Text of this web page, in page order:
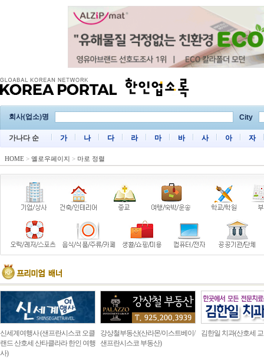
회사(업소)명 City
가나다 순 가 나 다 라 마 바 사 아 자
HOME > 옐로우페이지 > 마로 정렬
신세계여행사 (샌프란시스코 오클
랜드 산호세 산타클라라 한인 여행
사)
강상철부동산(산라몬/이스트베이/
샌프란시스코 부동산)
김한일 치과(산호세